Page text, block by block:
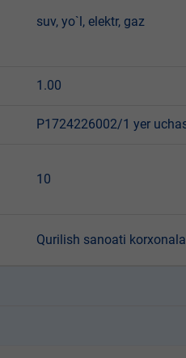
suv, yo`l, elektr, gaz
1.00
P1724226002/1 yer
10
Qurilish sanoati